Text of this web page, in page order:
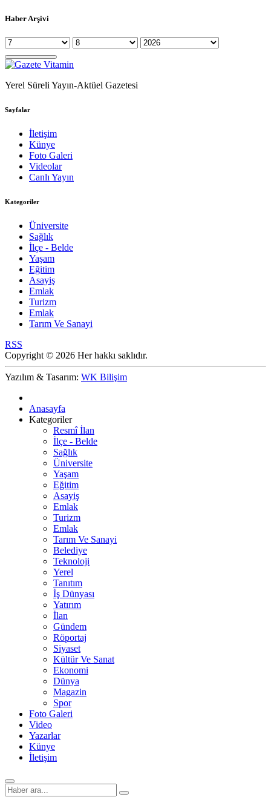
Haber Arşivi
Yerel Süreli Yayın-Aktüel Gazetesi
Sayfalar
İletişim
Künye
Foto Galeri
Videolar
Canlı Yayın
Kategoriler
Üniversite
Sağlık
İlçe - Belde
Yaşam
Eğitim
Asayiş
Emlak
Turizm
Emlak
Tarım Ve Sanayi
RSS
Copyright © 2026 Her hakkı saklıdır.
Yazılım & Tasarım: WK Bilişim
Anasayfa
Kategoriler
Resmî İlan
İlçe - Belde
Sağlık
Üniversite
Yaşam
Eğitim
Asayiş
Emlak
Turizm
Emlak
Tarım Ve Sanayi
Belediye
Teknoloji
Yerel
Tanıtım
İş Dünyası
Yatırım
İlan
Gündem
Röportaj
Siyaset
Kültür Ve Sanat
Ekonomi
Dünya
Magazin
Spor
Foto Galeri
Video
Yazarlar
Künye
İletişim